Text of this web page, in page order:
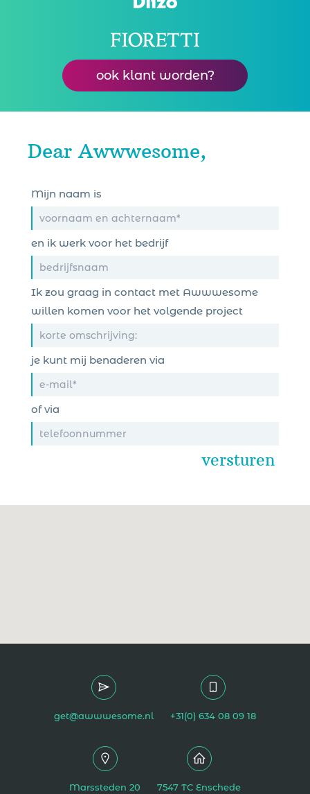
ook klant worden?
Dear Awwwesome,
Mijn naam is
en ik werk voor het bedrijf
Ik zou graag in contact met Awwwesome
willen komen voor het volgende project
je kunt mij benaderen via
of via
get@awwwesome.nl +31(0) 634 08 09 18
Marssteden 20 7547 TC Enschede